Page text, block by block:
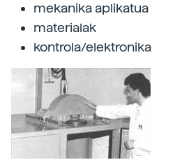
mekanika aplikatua
materialak
kontrola/elektronika